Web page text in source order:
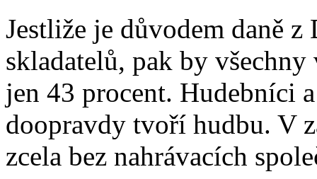
Jestliže je důvodem daně
skladatelů, pak by
jen 43 procent. Hudebníci
doopravdy tvoří hudbu. V
zcela bez nahrávacích